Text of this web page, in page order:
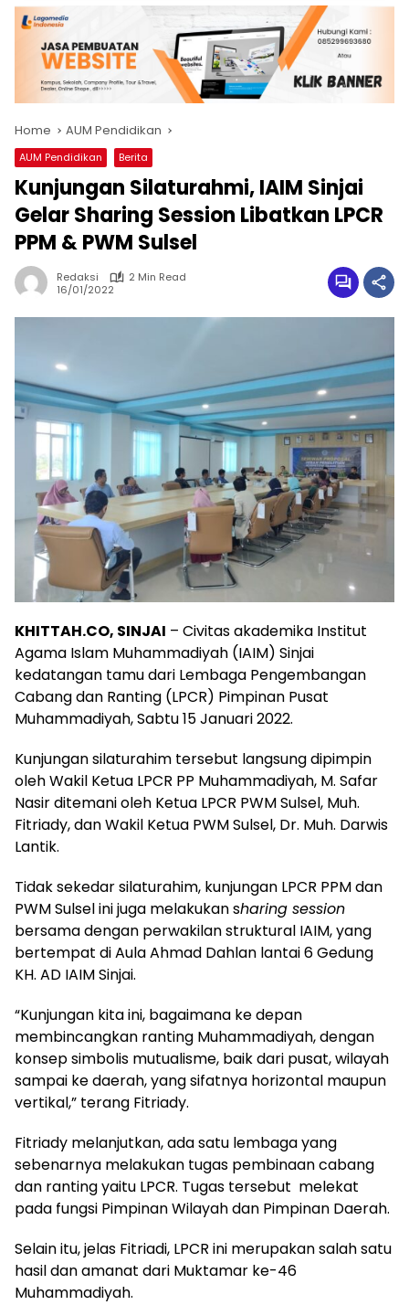
Home AUM Pendidikan
AUM Pendidikan Berita
Kunjungan Silaturahmi, IAIM Sinjai
Gelar Sharing Session Libatkan LPCR
PPM & PWM Sulsel
Redaksi
2 Min Read
16/01/2022
KHITTAH.CO, SINJAI – Civitas akademika Institut
Agama Islam Muhammadiyah (IAIM) Sinjai
kedatangan tamu dari Lembaga Pengembangan
Cabang dan Ranting (LPCR) Pimpinan Pusat
Muhammadiyah, Sabtu 15 Januari 2022.
Kunjungan silaturahim tersebut langsung dipimpin
oleh Wakil Ketua LPCR PP Muhammadiyah, M. Safar
Nasir ditemani oleh Ketua LPCR PWM Sulsel, Muh.
Fitriady, dan Wakil Ketua PWM Sulsel, Dr. Muh. Darwis
Lantik.
Tidak sekedar silaturahim, kunjungan LPCR PPM dan
PWM Sulsel ini juga melakukan sharing session
bersama dengan perwakilan struktural IAIM, yang
bertempat di Aula Ahmad Dahlan lantai 6 Gedung
KH. AD IAIM Sinjai.
“Kunjungan kita ini, bagaimana ke depan
membincangkan ranting Muhammadiyah, dengan
konsep simbolis mutualisme, baik dari pusat, wilayah
sampai ke daerah, yang sifatnya horizontal maupun
vertikal,” terang Fitriady.
Fitriady melanjutkan, ada satu lembaga yang
sebenarnya melakukan tugas pembinaan cabang
dan ranting yaitu LPCR. Tugas tersebut melekat
pada fungsi Pimpinan Wilayah dan Pimpinan Daerah.
Selain itu, jelas Fitriadi, LPCR ini merupakan salah satu
hasil dan amanat dari Muktamar ke-46
Muhammadiyah.